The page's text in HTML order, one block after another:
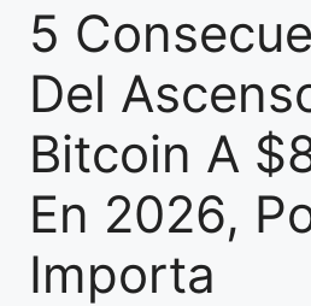
5
Del
Bitcoin A
En 2026,
Importa